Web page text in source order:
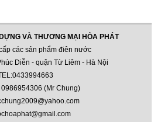
VÀ THƯƠNG MẠI HÒA PHÁT
các sản phẩm điên nước
Diễn - quận Từ Liêm - Hà Nội
0986954306 (Mr Chung)